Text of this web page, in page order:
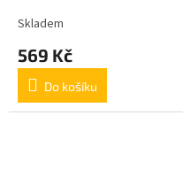
Skladem
569 Kč
Do košíku